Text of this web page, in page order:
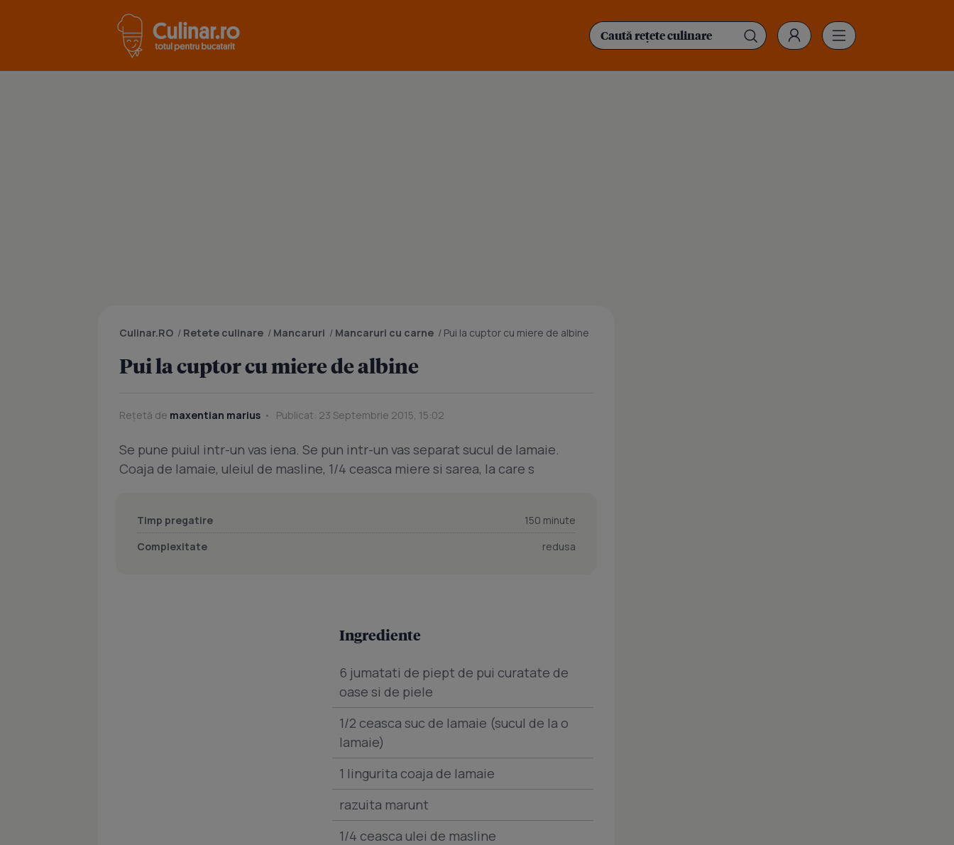
Culinar.RO / Retete culinare / Mancaruri / Mancaruri cu carne / Pui la cuptor cu miere de albine
Pui la cuptor cu miere de albine
Rețetă de maxentian marius Publicat: 23 Septembrie 2015, 15:02
Se pune puiul intr-un vas iena. Se pun intr-un vas separat sucul de lamaie.
Coaja de lamaie, uleiul de masline, 1/4 ceasca miere si sarea, la care s
Timp pregatire
150 minute
Complexitate
redusa
Ingrediente
6 jumatati de piept de pui curatate de
oase si de piele
1/2 ceasca suc de lamaie (sucul de la o
lamaie)
1 lingurita coaja de lamaie
razuita marunt
1/4 ceasca ulei de masline